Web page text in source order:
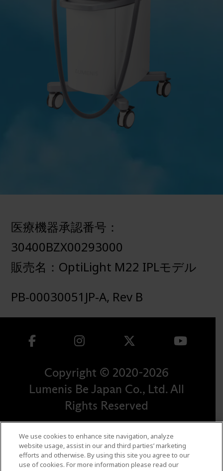
医療機器承認番号：
30400BZX00293000
販売名：OptiLight M22 IPLモデル
PB-00030051JP-A, Rev B
Copyright © 2020-2026
Lumenis Be Japan Co., Ltd. All
Rights Reserved
利用規約
安全性に関する情報
特許一覧
We use cookies to enhance site navigation, analyze
website usage, assist in our and third parties’ marketing
efforts and otherwise. By using this site you agree to our
use of cookies. For more information please read our